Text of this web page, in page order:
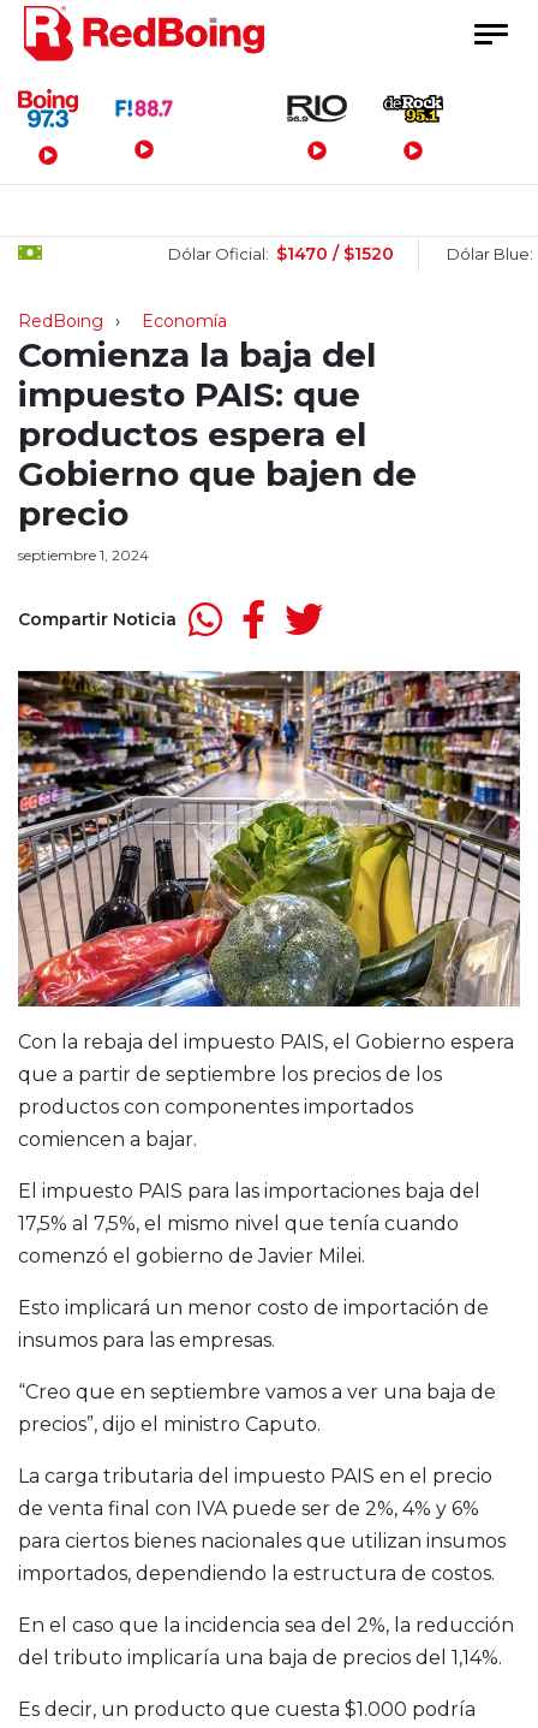
Menú Principal
Dólar Oficial: $1470 / $1520 Dólar Blue:
RedBoing Economía
Comienza la baja del
impuesto PAIS: que
productos espera el
Gobierno que bajen de
precio
septiembre 1, 2024
Compartir Noticia
Con la rebaja del impuesto PAIS, el Gobierno espera
que a partir de septiembre los precios de los
productos con componentes importados
comiencen a bajar.
El impuesto PAIS para las importaciones baja del
17,5% al 7,5%, el mismo nivel que tenía cuando
comenzó el gobierno de Javier Milei.
Esto implicará un menor costo de importación de
insumos para las empresas.
“Creo que en septiembre vamos a ver una baja de
precios”, dijo el ministro Caputo.
La carga tributaria del impuesto PAIS en el precio
de venta final con IVA puede ser de 2%, 4% y 6%
para ciertos bienes nacionales que utilizan insumos
importados, dependiendo la estructura de costos.
En el caso que la incidencia sea del 2%, la reducción
del tributo implicaría una baja de precios del 1,14%.
Es decir, un producto que cuesta $1.000 podría